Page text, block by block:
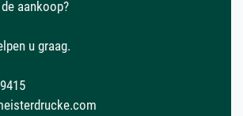
aankoop?
u graag.